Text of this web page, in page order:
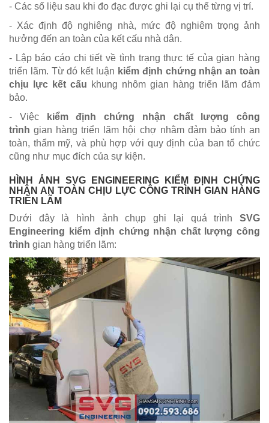
- Các số liệu sau khi đo đạc được ghi lại cụ thể từng vị trí.
- Xác định độ nghiêng nhà, mức độ nghiêm trọng ảnh
hưởng đến an toàn của kết cấu nhà dân.
- Lập báo cáo chi tiết về tình trạng thực tế của gian hàng
triển lãm. Từ đó kết luận kiểm định chứng nhận an toàn
chịu lực kết cấu khung nhôm gian hàng triển lãm đảm
bảo.
- Việc
kiểm định chứng nhận chất lượng công
trình gian hàng triển lãm hội chợ nhằm đảm bảo tính an
toàn, thẩm mỹ, và phù hợp với quy định của ban tổ chức
cũng như mục đích của sự kiện.
HÌNH ẢNH SVG ENGINEERING KIỂM ĐỊNH CHỨNG
NHẬN AN TOÀN CHỊU LỰC CÔNG TRÌNH GIAN HÀNG
TRIỂN LÃM
Dưới đây là hình ảnh chụp ghi lại quá trình SVG
Engineering kiểm định chứng nhận chất lượng công
trình gian hàng triển lãm: